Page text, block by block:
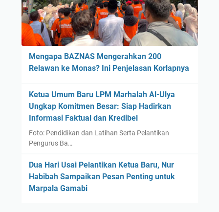
e
k
a
s
i
?
u
s
t
r
u
e
m
b
Mengapa BAZNAS Mengerahkan 200
Relawan ke Monas? Ini Penjelasan Korlapnya
Ketua Umum Baru LPM Marhalah Al-Ulya
Ungkap Komitmen Besar: Siap Hadirkan
Informasi Faktual dan Kredibel
Foto: Pendidikan dan Latihan Serta Pelantikan
Pengurus Ba…
Dua Hari Usai Pelantikan Ketua Baru, Nur
Habibah Sampaikan Pesan Penting untuk
Marpala Gamabi